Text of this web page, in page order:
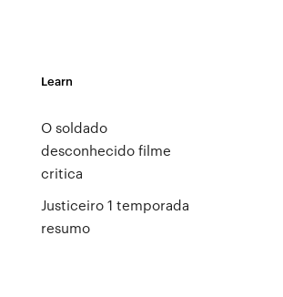
Learn
O soldado
desconhecido filme
critica
Justiceiro 1 temporada
resumo